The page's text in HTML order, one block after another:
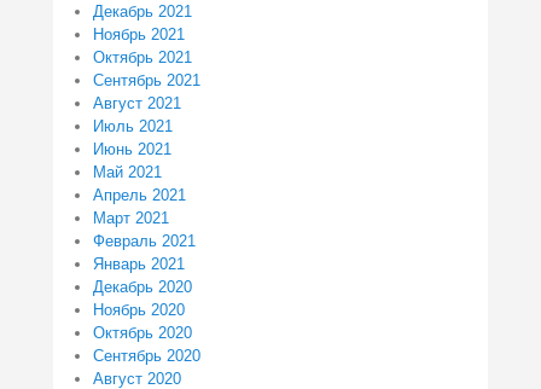
Декабрь 2021
Ноябрь 2021
Октябрь 2021
Сентябрь 2021
Август 2021
Июль 2021
Июнь 2021
Май 2021
Апрель 2021
Март 2021
Февраль 2021
Январь 2021
Декабрь 2020
Ноябрь 2020
Октябрь 2020
Сентябрь 2020
Август 2020